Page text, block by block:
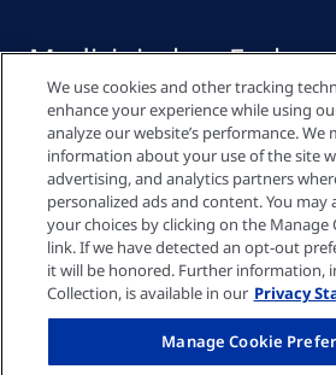
Medizinisches
Quick Links
Datenschutzrichtlinie
Cookie-Einstellungen
We use cookies and other tracking
enhance your experience while using
analyze our website’s performance. We
information about your use of the site
advertising, and analytics partners
personalized ads and content. You may
your choices by clicking on the Manage
link. If we have detected an opt-out
it will be honored. Further information,
Collection, is available in our Privacy
Manage Cookie